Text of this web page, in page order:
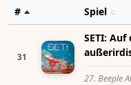
# Spiel
31
SETI: Auf
27. Beeple